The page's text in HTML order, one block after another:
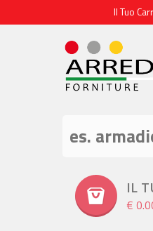
Il Tuo
IL
€